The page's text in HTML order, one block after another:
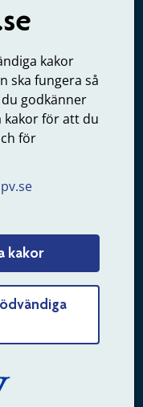
kakor
ska fungera så
godkänner
kakor för att du
för
kakor
från statlig
oss